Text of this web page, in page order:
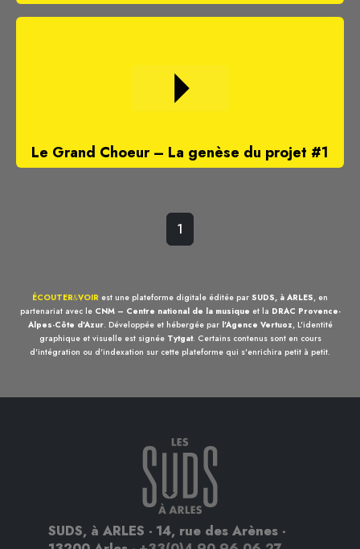
Le Grand Choeur – La genèse du projet #1
1
ÉCOUTER&VOIR est une plateforme digitale éditée par SUDS, à ARLES, en
partenariat avec le CNM – Centre national de la musique et la DRAC Provence-
Alpes-Côte d'Azur. Développée et hébergée par l'Agence Vertuoz, L'identité
graphique et visuelle est signée Tytgat. Certains contenus sont en cours
d'intégration ou d'indexation sur cette plateforme qui s'enrichira petit à petit.
SUDS, à ARLES - 14, rue des Arènes -